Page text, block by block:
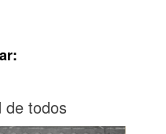
de todos